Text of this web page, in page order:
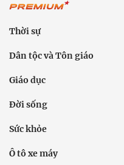
Thời sự
Dân tộc và Tôn giáo
Giáo dục
Đời sống
Sức khỏe
Ô tô xe máy